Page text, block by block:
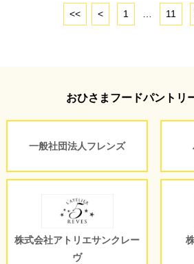
<< < 1 … 11
おひさまフードパントリ
一般社団法人フレンズ
株式会社アトリエサンクレー
ヴ